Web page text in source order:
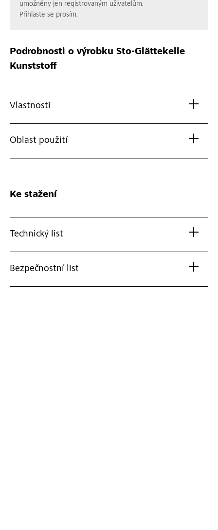
umožněny jen registrovaným uživatelům.
Přihlaste se prosím.
Podrobnosti o výrobku Sto-Glättekelle
Kunststoff
Vlastnosti
Oblast použití
Ke stažení
Technický list
Bezpečnostní list